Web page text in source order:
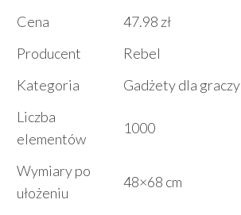
Cena
47.98 zł
Producent
Rebel
Kategoria
Gadżety dla graczy
Liczba
elementów
1000
Wymiary po
ułożeniu
48×68 cm